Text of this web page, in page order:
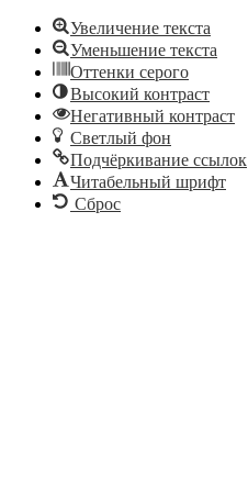
Увеличение текста
Уменьшение текста
Оттенки серого
Высокий контраст
Негативный контраст
Светлый фон
Подчёркивание ссылок
Читабельный шрифт
Сброс